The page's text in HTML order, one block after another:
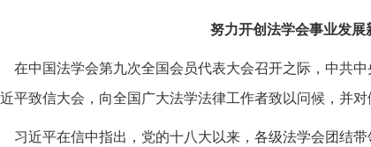
努力开创法学会事业发展
在中国法学会第九次全国会员代表大会召开之际，中共
平致信大会，向全国广大法学法律工作者致以问候，并对
习近平在信中指出，党的十八大以来，各级法学会团结